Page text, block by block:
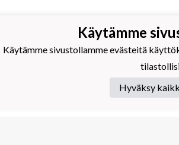
Käytämme
Käytämme sivustollamme evästeitä
Hyväksy